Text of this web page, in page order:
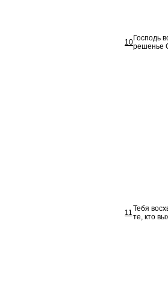
10Господь
решенье
11Тебя
те, кто